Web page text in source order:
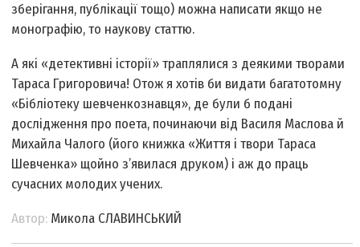
зберігання, публікації тощо) можна написати якщо не
монографію, то наукову статтю.
А які «детективні історії» траплялися з деякими творами
Тараса Григоровича! Отож я хотів би видати багатотомну
«Бібліотеку шевченкознавця», де були б подані
дослідження про поета, починаючи від Василя Маслова й
Михайла Чалого (його книжка «Життя і твори Тараса
Шевченка» щойно з’явилася друком) і аж до праць
сучасних молодих учених.
Автор: Микола СЛАВИНСЬКИЙ